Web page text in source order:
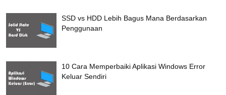
SSD vs HDD Lebih Bagus Mana Berdasarkan
Penggunaan
10 Cara Memperbaiki Aplikasi Windows Error
Keluar Sendiri